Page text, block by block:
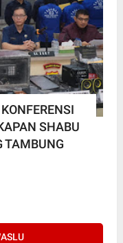
SHABU
TAMBUNG